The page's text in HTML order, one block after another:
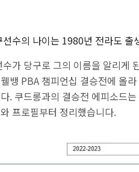
수의 나이는 1980년 전라도 출
가 당구로 그의 이름을 알리게
뱅 PBA 챔피언십 결승전에 올
. 쿠드롱과의 결승전 에피소드
프로필부터 정리했습니다.